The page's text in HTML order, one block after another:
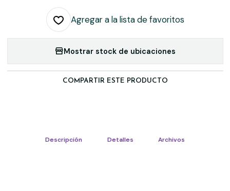
Agregar a la lista de favoritos
Mostrar stock de ubicaciones
COMPARTIR ESTE PRODUCTO
Descripción Detalles Archivos